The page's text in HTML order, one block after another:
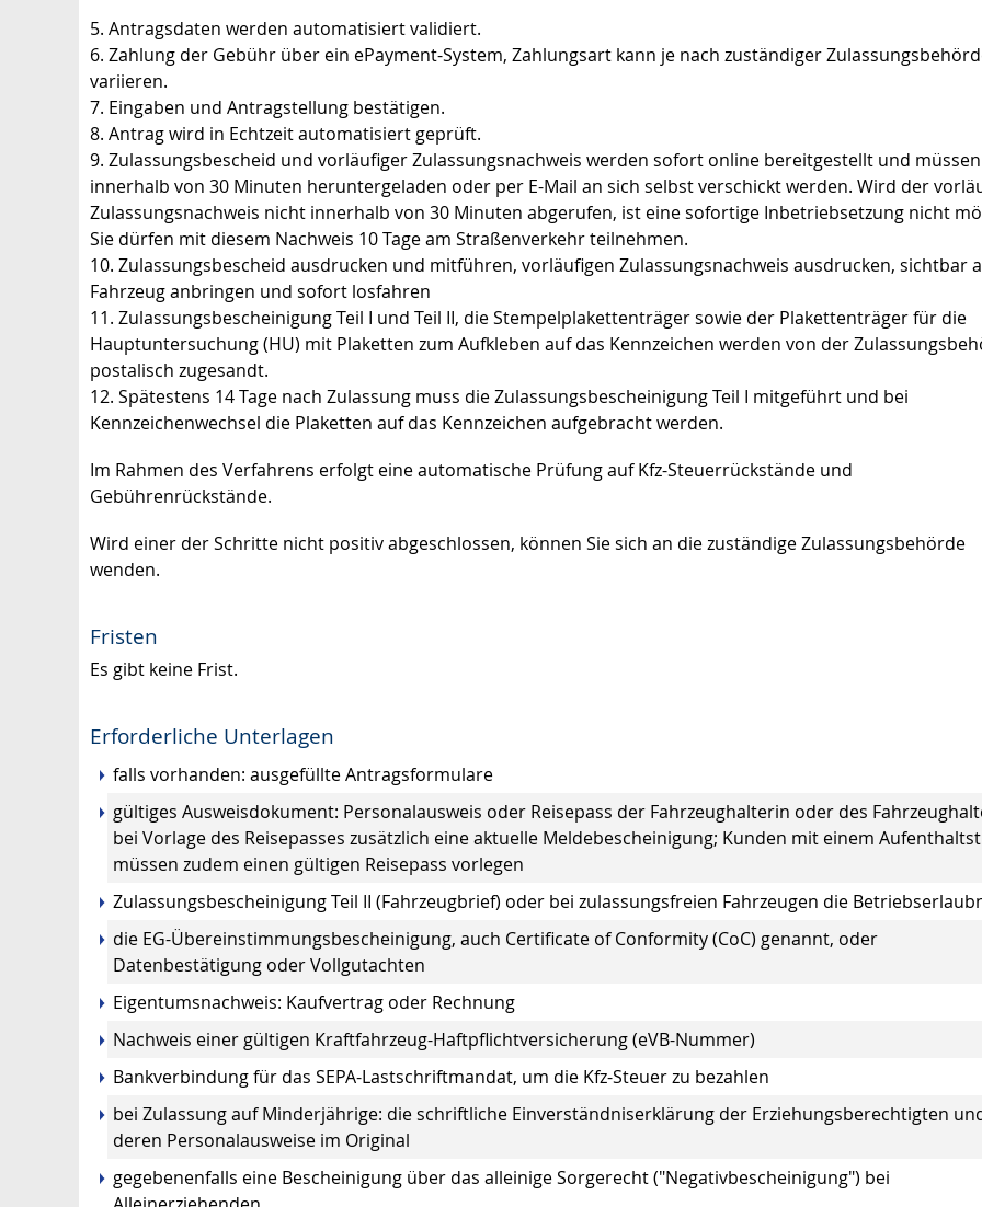
5. Antragsdaten werden automatisiert validiert.
6. Zahlung der Gebühr über ein ePayment-System, Zahlungsart kann je nach zuständiger
variieren.
7. Eingaben und Antragstellung bestätigen.
8. Antrag wird in Echtzeit automatisiert geprüft.
9. Zulassungsbescheid und vorläufiger Zulassungsnachweis werden sofort online bereitgestellt und müssen
innerhalb von 30 Minuten heruntergeladen oder per E-Mail an sich selbst verschickt werden. Wird der
Zulassungsnachweis nicht innerhalb von 30 Minuten abgerufen, ist eine sofortige Inbetriebsetzung nicht
Sie dürfen mit diesem Nachweis 10 Tage am Straßenverkehr teilnehmen.
10. Zulassungsbescheid ausdrucken und mitführen, vorläufigen Zulassungsnachweis ausdrucken, sichtbar
Fahrzeug anbringen und sofort losfahren
11. Zulassungsbescheinigung Teil I und Teil II, die Stempelplakettenträger sowie der Plakettenträger für die
Hauptuntersuchung (HU) mit Plaketten zum Aufkleben auf das Kennzeichen werden von der
postalisch zugesandt.
12. Spätestens 14 Tage nach Zulassung muss die Zulassungsbescheinigung Teil I mitgeführt und bei
Kennzeichenwechsel die Plaketten auf das Kennzeichen aufgebracht werden.
Im Rahmen des Verfahrens erfolgt eine automatische Prüfung auf Kfz-Steuerrückstände und
Gebührenrückstände.
Wird einer der Schritte nicht positiv abgeschlossen, können Sie sich an die zuständige Zulassungsbehörde
wenden.
Fristen
Es gibt keine Frist.
Erforderliche Unterlagen
falls vorhanden: ausgefüllte Antragsformulare
gültiges Ausweisdokument: Personalausweis oder Reisepass der Fahrzeughalterin oder des
bei Vorlage des Reisepasses zusätzlich eine aktuelle Meldebescheinigung; Kunden mit einem
müssen zudem einen gültigen Reisepass vorlegen
Zulassungsbescheinigung Teil II (Fahrzeugbrief) oder bei zulassungsfreien Fahrzeugen die
die EG-Übereinstimmungsbescheinigung, auch Certificate of Conformity (CoC) genannt, oder
Datenbestätigung oder Vollgutachten
Eigentumsnachweis: Kaufvertrag oder Rechnung
Nachweis einer gültigen Kraftfahrzeug-Haftpflichtversicherung (eVB-Nummer)
Bankverbindung für das SEPA-Lastschriftmandat, um die Kfz-Steuer zu bezahlen
bei Zulassung auf Minderjährige: die schriftliche Einverständniserklärung der Erziehungsberechtigten
deren Personalausweise im Original
gegebenenfalls eine Bescheinigung über das alleinige Sorgerecht ("Negativbescheinigung") bei